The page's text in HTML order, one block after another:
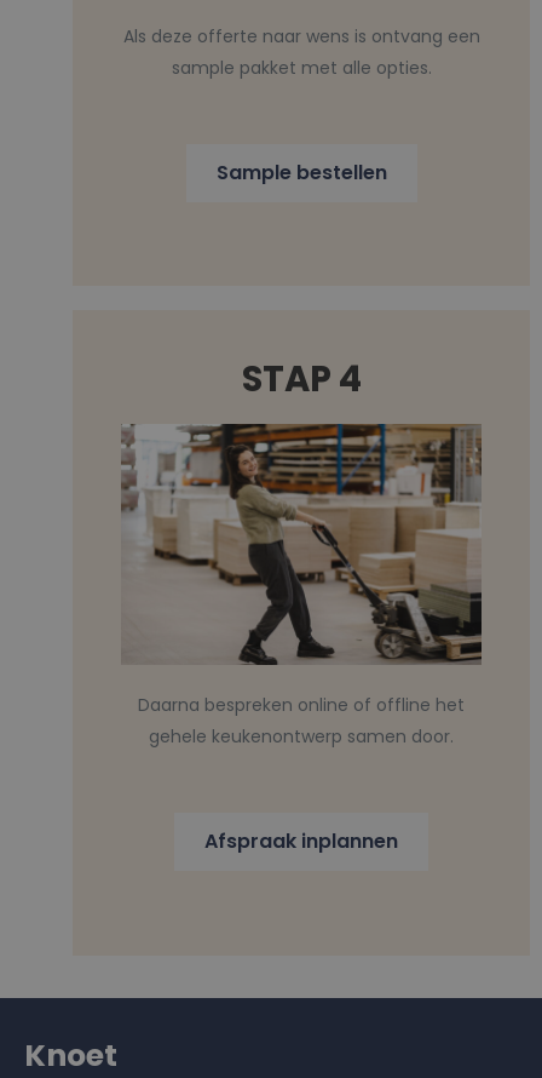
Als deze offerte naar wens is ontvang een
sample pakket met alle opties.
Sample bestellen
STAP 4
Daarna bespreken online of offline het
gehele keukenontwerp samen door.
Afspraak inplannen
Knoet